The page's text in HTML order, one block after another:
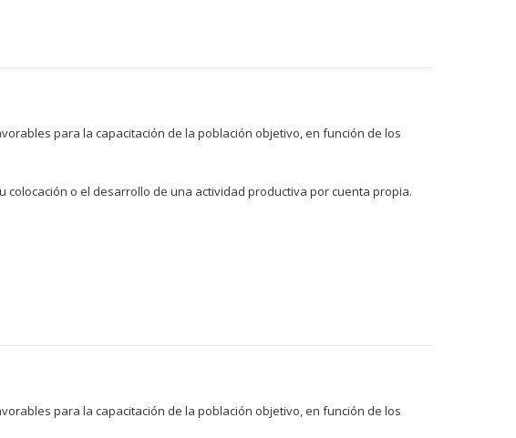
para la capacitación de la población objetivo, en función de los
o el desarrollo de una actividad productiva por cuenta propia.
para la capacitación de la población objetivo, en función de los